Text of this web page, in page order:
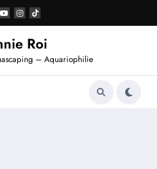
Roi
– Aquariophilie